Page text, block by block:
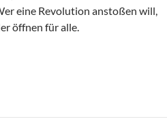
eine Revolution anstoßen will,
öffnen für alle.